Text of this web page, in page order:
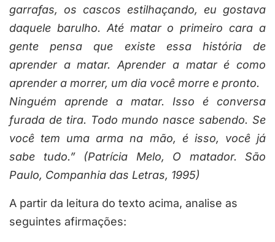
garrafas, os cascos estilhaçando, eu gostava
daquele barulho. Até matar o primeiro cara a
gente pensa que existe essa história de
aprender a matar. Aprender a matar é como
aprender a morrer, um dia você morre e pronto.
Ninguém aprende a matar. Isso é conversa
furada de tira. Todo mundo nasce sabendo. Se
você tem uma arma na mão, é isso, você já
sabe tudo.” (Patrícia Melo, O matador. São
Paulo, Companhia das Letras, 1995)
A partir da leitura do texto acima, analise as
seguintes afirmações: